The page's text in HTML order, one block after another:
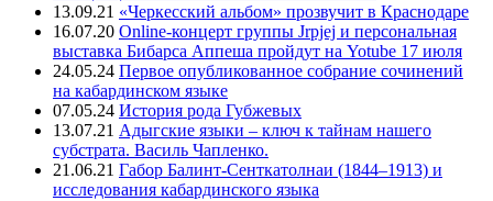
13.09.21 «Черкесский альбом» прозвучит в Краснодаре
16.07.20 Online-концерт группы Jrpjej и персональная
выставка Бибарса Аппеша пройдут на Yotube 17 июля
24.05.24 Первое опубликованное собрание сочинений
на кабардинском языке
07.05.24 История рода Губжевых
13.07.21 Адыгские языки – ключ к тайнам нашего
субстрата. Василь Чапленко.
21.06.21 Габор Балинт-Сенткатолнаи (1844–1913) и
исследования кабардинского языка